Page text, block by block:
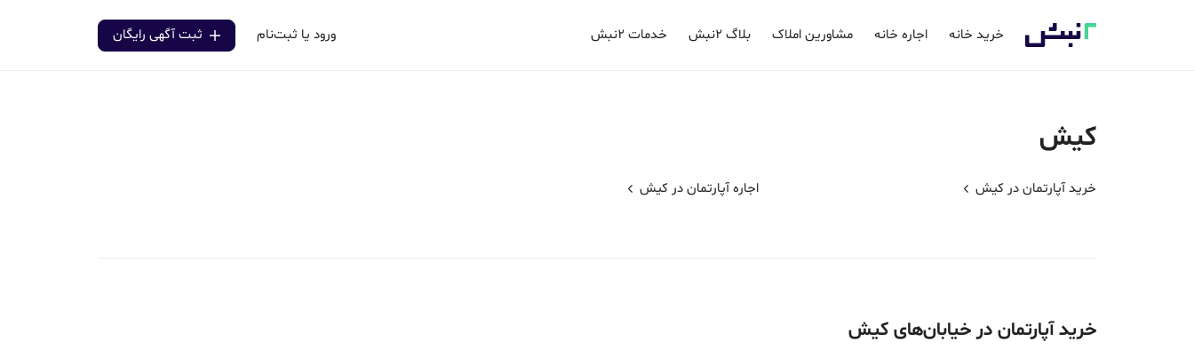
خرید خانه اجاره خانه مشاورین املاک بلاگ ۲نبش خدمات ۲نبش ورود یا ثبت‌نام ثبت آگهی رایگان
کیش
خرید آپارتمان در کیش اجاره آپارتمان در کیش
خرید آپارتمان در خیابان‌های کیش